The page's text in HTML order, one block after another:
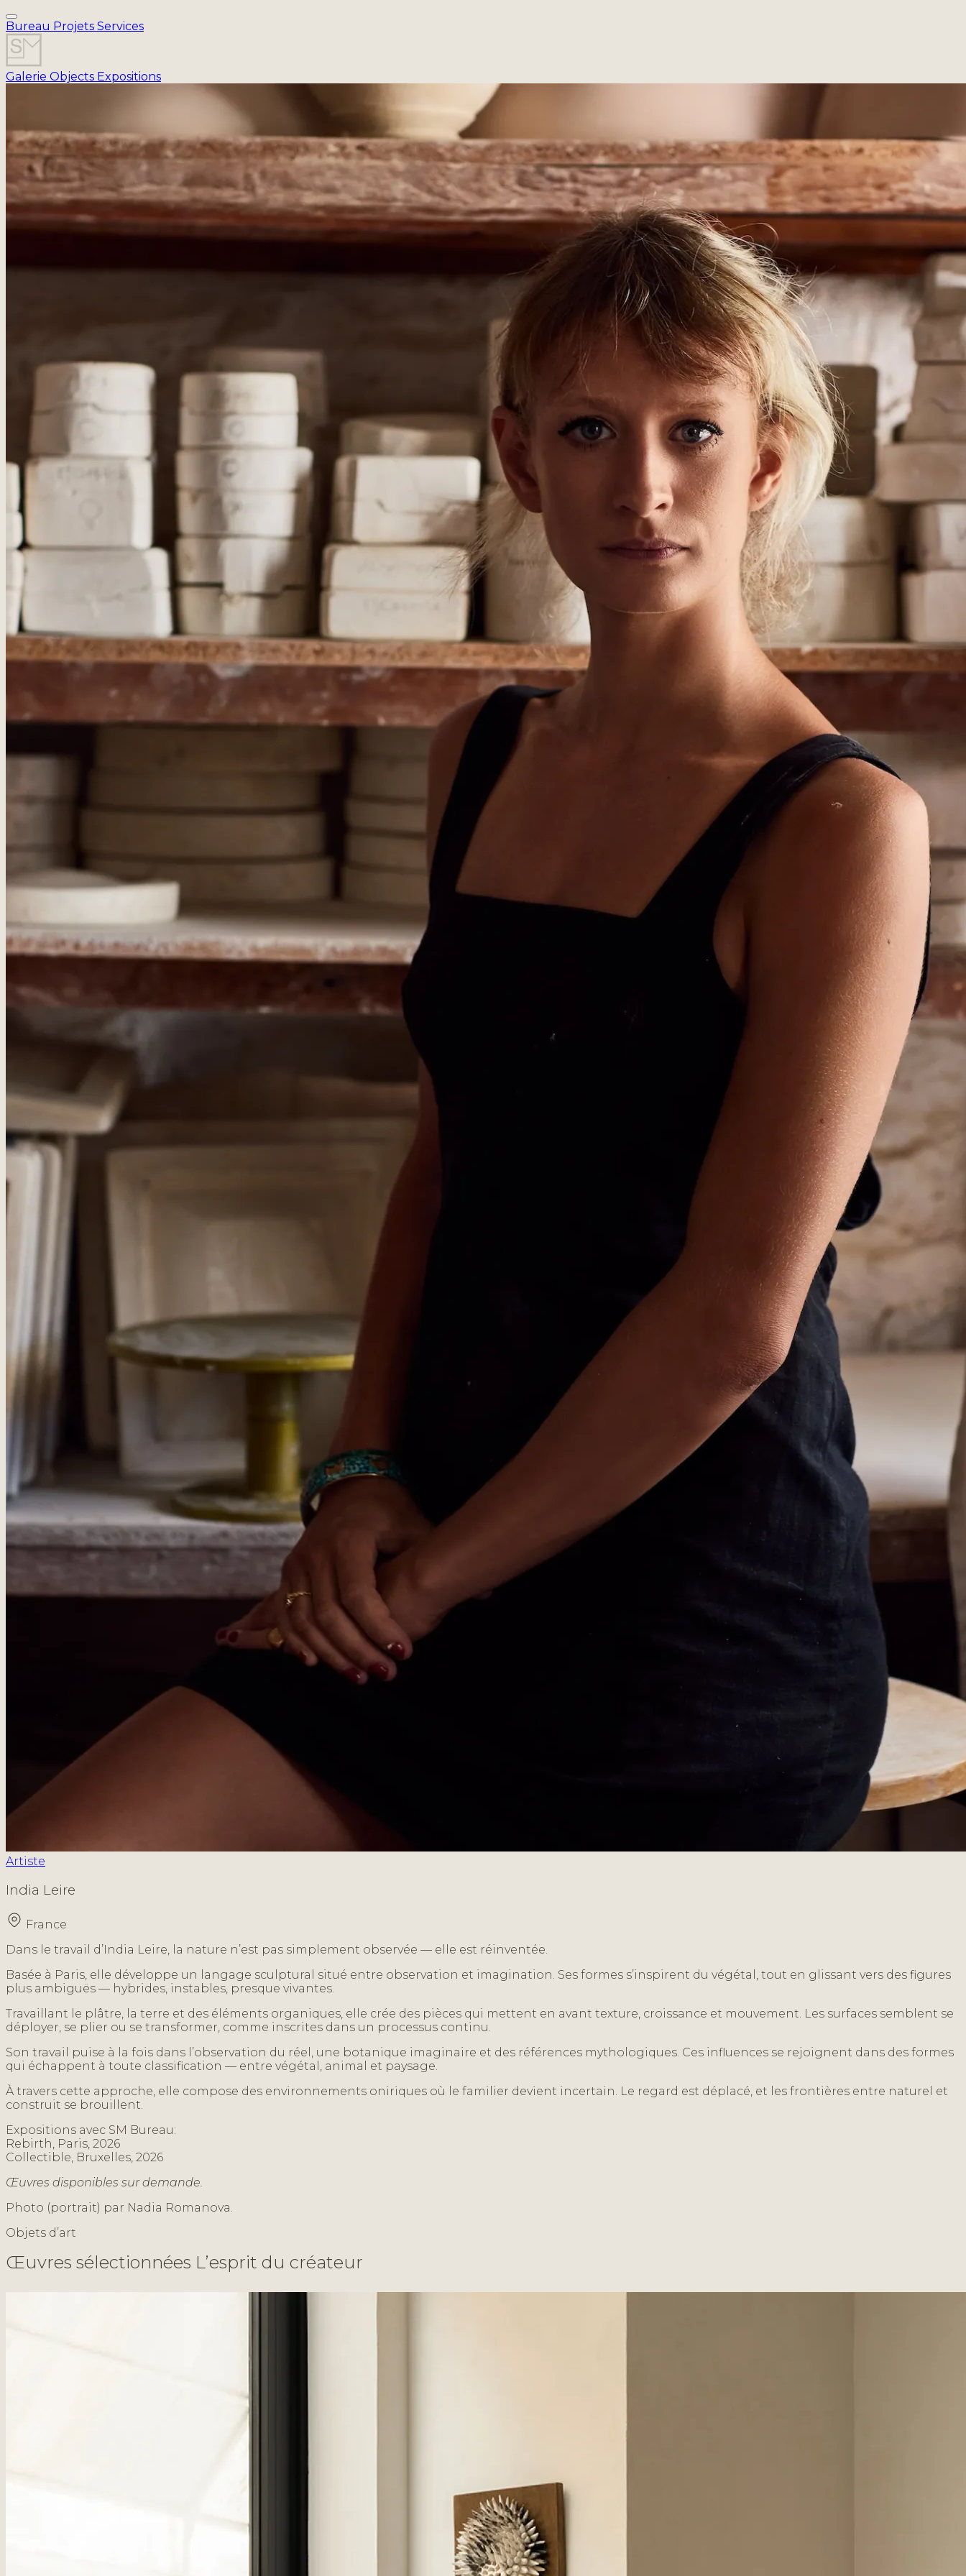
Bureau Projets Services
Galerie Objects Expositions
Artiste
India Leire
France
Dans le travail d’India Leire, la nature n’est pas simplement observée — elle est réinventée.
Basée à Paris, elle développe un langage sculptural situé entre observation et imagination. Ses formes s’inspirent du végétal, tout en glissant vers des figures
plus ambiguës — hybrides, instables, presque vivantes.
Travaillant le plâtre, la terre et des éléments organiques, elle crée des pièces qui mettent en avant texture, croissance et mouvement. Les surfaces semblent se
déployer, se plier ou se transformer, comme inscrites dans un processus continu.
Son travail puise à la fois dans l’observation du réel, une botanique imaginaire et des références mythologiques. Ces influences se rejoignent dans des formes
qui échappent à toute classification — entre végétal, animal et paysage.
À travers cette approche, elle compose des environnements oniriques où le familier devient incertain. Le regard est déplacé, et les frontières entre naturel et
construit se brouillent.
Expositions avec SM Bureau:
Rebirth, Paris, 2026
Collectible, Bruxelles, 2026
Œuvres disponibles sur demande.
Photo (portrait) par Nadia Romanova.
Objets d’art
Œuvres sélectionnées L’esprit du créateur